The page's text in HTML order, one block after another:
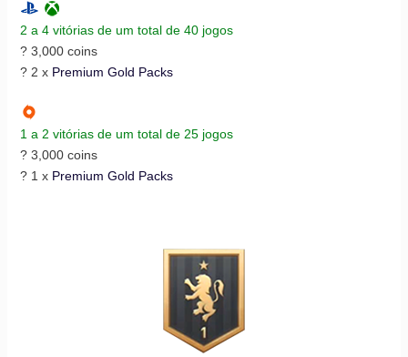
2 a 4 vitórias de um total de 40 jogos
? 3,000 coins
? 2 x Premium Gold Packs
1 a 2 vitórias de um total de 25 jogos
? 3,000 coins
? 1 x Premium Gold Packs